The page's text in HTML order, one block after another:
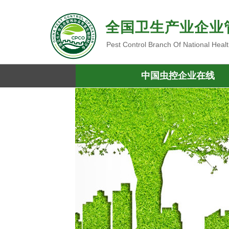
全国卫生产业企
Pest Control Branch Of National
中国虫控企业在线